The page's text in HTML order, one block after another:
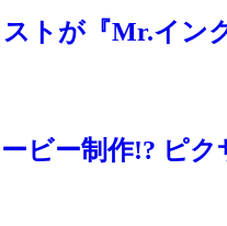
トが『Mr.イン
ビー制作!? ピ